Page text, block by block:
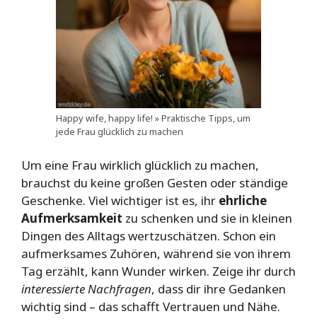
Happy wife, happy life! » Praktische Tipps, um
jede Frau glücklich zu machen
Um eine Frau wirklich glücklich zu machen,
brauchst du keine großen Gesten oder ständige
Geschenke. Viel wichtiger ist es, ihr ehrliche
Aufmerksamkeit zu schenken und sie in kleinen
Dingen des Alltags wertzuschätzen. Schon ein
aufmerksames Zuhören, während sie von ihrem
Tag erzählt, kann Wunder wirken. Zeige ihr durch
interessierte Nachfragen, dass dir ihre Gedanken
wichtig sind – das schafft Vertrauen und Nähe.